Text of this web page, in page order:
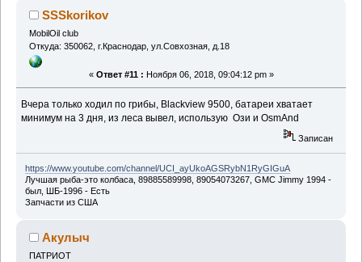
SSSkorikov
MobilOil club
Откуда: 350062, г.Краснодар, ул.Совхозная, д.18
« Ответ #11 : Ноября 06, 2018, 09:04:12 pm »
Вчера только ходил по грибы, Blackview 9500, батареи хватает
минимум на 3 дня, из леса вывел, использую Ози и OsmAnd
Записан
https://www.youtube.com/channel/UCI_ayUkoAGSRybN1RyGIGuA
Лучшая рыба-это колбаса, 89885589998, 89054073267, GMC Jimmy 1994 -
был, ШБ-1996 - Есть
Запчасти из США
Акулыч
ПАТРИОТ